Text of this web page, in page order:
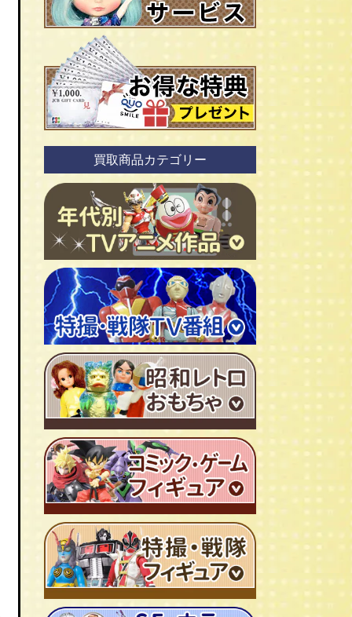
買取商品カテゴリー
ＴＶアニメ作品 1960年代
ＴＶアニメ作品 1970年代
ＴＶアニメ作品 1980年代
特撮・戦隊 TV番組 1960年代
超合金・DX超合金
ソフビ
広告ノベルティグッズ
ジャンボマシンダー
キャラクター消しゴム
ビックリマンシール
ワンピース/ONE PIECE
聖闘士聖矢